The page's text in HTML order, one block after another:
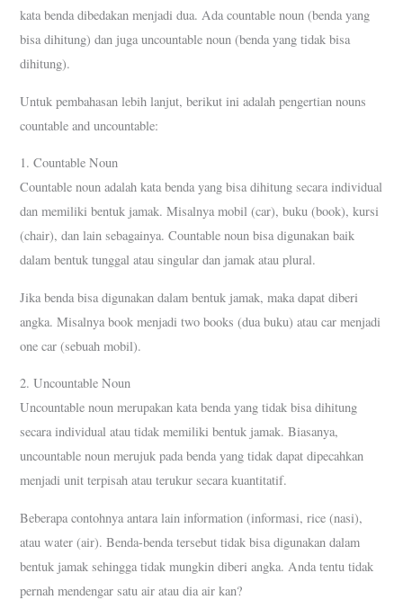
kata benda dibedakan menjadi dua. Ada countable noun (benda yang
bisa dihitung) dan juga uncountable noun (benda yang tidak bisa
dihitung).
Untuk pembahasan lebih lanjut, berikut ini adalah pengertian nouns
countable and uncountable:
1. Countable Noun
Countable noun adalah kata benda yang bisa dihitung secara individual
dan memiliki bentuk jamak. Misalnya mobil (car), buku (book), kursi
(chair), dan lain sebagainya. Countable noun bisa digunakan baik
dalam bentuk tunggal atau singular dan jamak atau plural.
Jika benda bisa digunakan dalam bentuk jamak, maka dapat diberi
angka. Misalnya book menjadi two books (dua buku) atau car menjadi
one car (sebuah mobil).
2. Uncountable Noun
Uncountable noun merupakan kata benda yang tidak bisa dihitung
secara individual atau tidak memiliki bentuk jamak. Biasanya,
uncountable noun merujuk pada benda yang tidak dapat dipecahkan
menjadi unit terpisah atau terukur secara kuantitatif.
Beberapa contohnya antara lain information (informasi, rice (nasi),
atau water (air). Benda-benda tersebut tidak bisa digunakan dalam
bentuk jamak sehingga tidak mungkin diberi angka. Anda tentu tidak
pernah mendengar satu air atau dia air kan?